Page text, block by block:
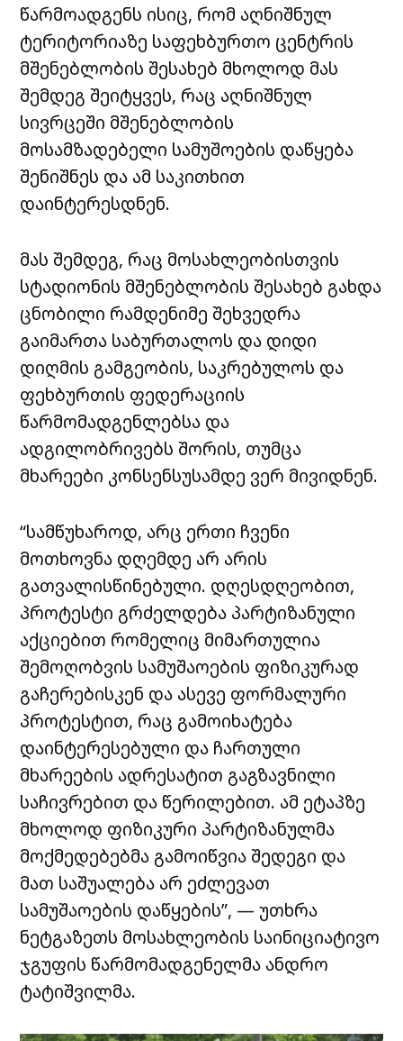
წარმოადგენს ისიც, რომ აღნიშნულ
ტერიტორიაზე საფეხბურთო ცენტრის
მშენებლობის შესახებ მხოლოდ მას
შემდეგ შეიტყვეს, რაც აღნიშნულ
სივრცეში მშენებლობის
მოსამზადებელი სამუშოების დაწყება
შენიშნეს და ამ საკითხით
დაინტერესდნენ.
მას შემდეგ, რაც მოსახლეობისთვის
სტადიონის მშენებლობის შესახებ გახდა
ცნობილი რამდენიმე შეხვედრა
გაიმართა საბურთალოს და დიდი
დიღმის გამგეობის, საკრებულოს და
ფეხბურთის ფედერაციის
წარმომადგენლებსა და
ადგილობრივებს შორის, თუმცა
მხარეები კონსენსუსამდე ვერ მივიდნენ.
“სამწუხაროდ, არც ერთი ჩვენი
მოთხოვნა დღემდე არ არის
გათვალისწინებული. დღესდღეობით,
პროტესტი გრძელდება პარტიზანული
აქციებით რომელიც მიმართულია
შემოღობვის სამუშაოების ფიზიკურად
გაჩერებისკენ და ასევე ფორმალური
პროტესტით, რაც გამოიხატება
დაინტერესებული და ჩართული
მხარეების ადრესატით გაგზავნილი
საჩივრებით და წერილებით. ამ ეტაპზე
მხოლოდ ფიზიკური პარტიზანულმა
მოქმედებებმა გამოიწვია შედეგი და
მათ საშუალება არ ეძლევათ
სამუშაოების დაწყების”, — უთხრა
ნეტგაზეთს მოსახლეობის საინიციატივო
ჯგუფის წარმომადგენელმა ანდრო
ტატიშვილმა.